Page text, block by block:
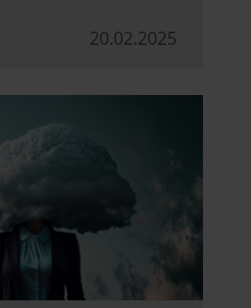
20.02.2025